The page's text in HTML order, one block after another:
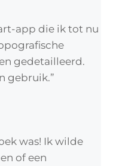
app die ik tot nu
gedetailleerd.
gebruik.”
was! Ik wilde
of een